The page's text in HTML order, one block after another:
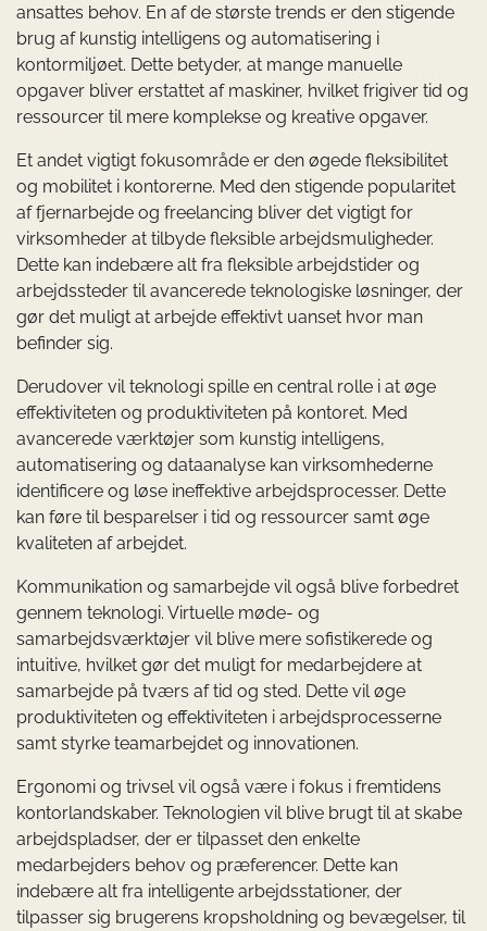
ansattes behov. En af de største trends er den stigende
brug af kunstig intelligens og automatisering i
kontormiljøet. Dette betyder, at mange manuelle
opgaver bliver erstattet af maskiner, hvilket frigiver tid og
ressourcer til mere komplekse og kreative opgaver.
Et andet vigtigt fokusområde er den øgede fleksibilitet
og mobilitet i kontorerne. Med den stigende popularitet
af fjernarbejde og freelancing bliver det vigtigt for
virksomheder at tilbyde fleksible arbejdsmuligheder.
Dette kan indebære alt fra fleksible arbejdstider og
arbejdssteder til avancerede teknologiske løsninger, der
gør det muligt at arbejde effektivt uanset hvor man
befinder sig.
Derudover vil teknologi spille en central rolle i at øge
effektiviteten og produktiviteten på kontoret. Med
avancerede værktøjer som kunstig intelligens,
automatisering og dataanalyse kan virksomhederne
identificere og løse ineffektive arbejdsprocesser. Dette
kan føre til besparelser i tid og ressourcer samt øge
kvaliteten af arbejdet.
Kommunikation og samarbejde vil også blive forbedret
gennem teknologi. Virtuelle møde- og
samarbejdsværktøjer vil blive mere sofistikerede og
intuitive, hvilket gør det muligt for medarbejdere at
samarbejde på tværs af tid og sted. Dette vil øge
produktiviteten og effektiviteten i arbejdsprocesserne
samt styrke teamarbejdet og innovationen.
Ergonomi og trivsel vil også være i fokus i fremtidens
kontorlandskaber. Teknologien vil blive brugt til at skabe
arbejdspladser, der er tilpasset den enkelte
medarbejders behov og præferencer. Dette kan
indebære alt fra intelligente arbejdsstationer, der
tilpasser sig brugerens kropsholdning og bevægelser, til